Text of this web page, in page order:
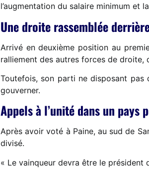
l’augmentation du salaire minimum et
Une droite rassemblée
Arrivé en deuxième position au
ralliement des autres forces de droite,
Toutefois, son parti ne disposant pas
gouverner.
Appels à l’unité dans un pays
Après avoir voté à Paine, au sud de
divisé.
« Le vainqueur devra être le président